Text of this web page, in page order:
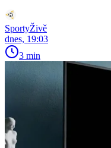
SportyŽivě
dnes, 19:03
3 min